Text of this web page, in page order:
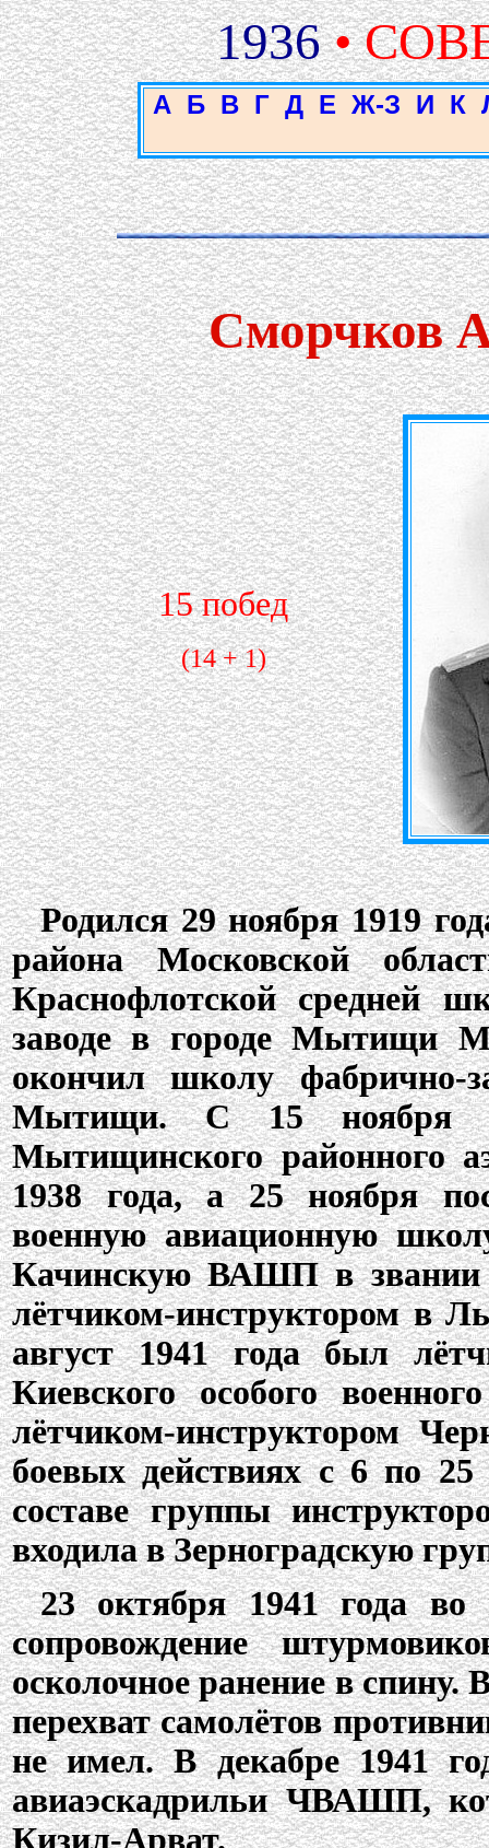
1936 •
А Б В Г Д Е Ж-З И К
Сморчков
15 побед
(14 + 1)
Родился 29 ноября 1919
района Московской
Краснофлотской средней
заводе в городе Мытищи
окончил школу фабрично-
Мытищи. С 15 ноября
Мытищинского районного
1938 года, а 25 ноября
военную авиационную
Качинскую ВАШП в звании
лётчиком-инструктором в
август 1941 года был
Киевского особого
лётчиком-инструктором
боевых действиях с 6 по
составе группы
входила в Зерноградскую
23 октября 1941 года во
сопровождение
осколочное ранение в спину.
перехват самолётов
не имел. В декабре 1941
авиаэскадрильи ЧВАШП,
Кизил-Арват.